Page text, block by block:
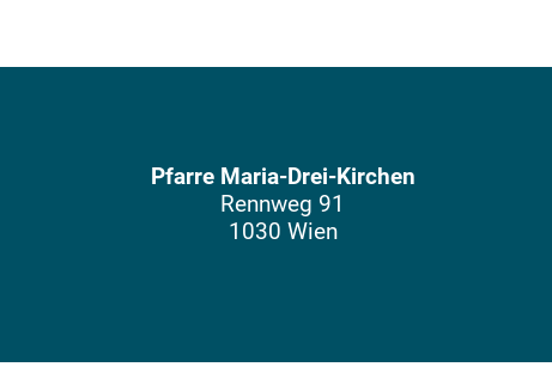
Pfarre Maria-Drei-Kirchen
Rennweg 91
1030 Wien